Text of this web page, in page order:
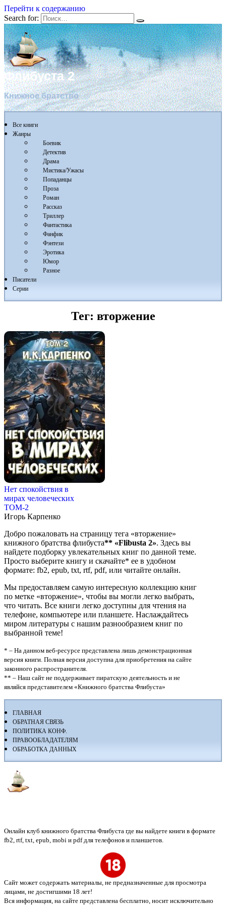
Перейти к содержанию
Search for:
Флибуста 2
Книжное братство
Все книги
Жанры
Боевик
Детектив
Драма
Мистика/Ужасы
Попаданцы
Проза
Роман
Рассказ
Триллер
Фантастика
Фанфик
Фэнтези
Эротика
Юмор
Разное
Писатели
Серии
Тег: вторжение
Нет спокойствия в
мирах человеческих
ТОМ-2
Игорь Карпенко
Добро пожаловать на страницу тега «вторжение»
книжного братства флибуста** «Flibusta 2». Здесь вы
найдете подборку увлекательных книг по данной теме.
Просто выберите книгу и скачайте* ее в удобном
формате: fb2, epub, txt, rtf, pdf, или читайте онлайн.
Мы предоставляем самую интересную коллекцию книг
по метке «вторжение», чтобы вы могли легко выбрать,
что читать. Все книги легко доступны для чтения на
телефоне, компьютере или планшете. Наслаждайтесь
миром литературы с нашим разнообразием книг по
выбранной теме!
* – На данном веб-ресурсе представлена лишь демонстрационная
версия книги. Полная версия доступна для приобретения на сайте
законного распространителя.
** – Наш сайт не поддерживает пиратскую деятельность и не
являйся представителем «Книжного братства Флибуста»
ГЛАВНАЯ
ОБРАТНАЯ СВЯЗЬ
ПОЛИТИКА КОНФ.
ПРАВООБЛАДАТЕЛЯМ
ОБРАБОТКА ДАННЫХ
Онлайн клуб книжного братства Флибуста где вы найдете книги в формате
fb2, rtf, txt, epub, mobi и pdf для телефонов и планшетов.
Сайт может содержать материалы, не предназначенные для просмотра
лицами, не достигшими 18 лет!
Вся информация, на сайте представлена бесплатно, носит исключительно